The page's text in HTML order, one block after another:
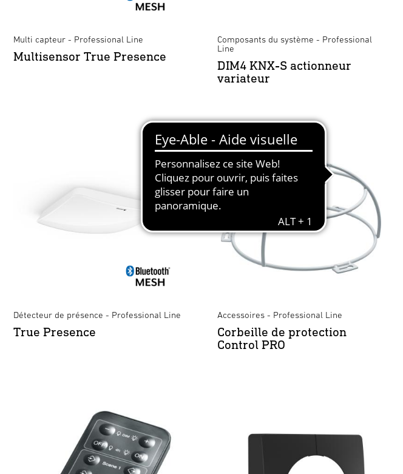
Multi capteur - Professional Line
Multisensor True Presence
Composants du système - Professional
Line
DIM4 KNX-S actionneur
variateur
Détecteur de présence - Professional Line
True Presence
Accessoires - Professional Line
Corbeille de protection
Control PRO